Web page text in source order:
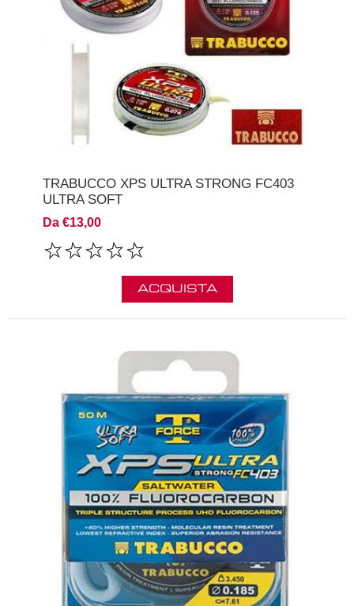
TRABUCCO XPS ULTRA STRONG FC403
ULTRA SOFT
Da €13,00
ACQUISTA